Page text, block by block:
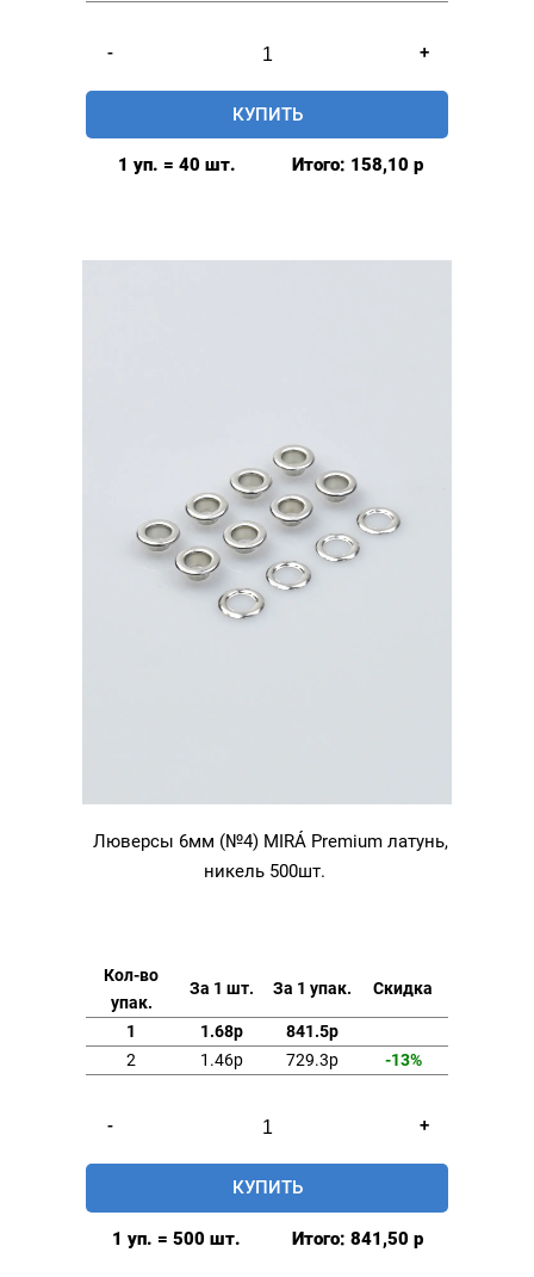
-
товара
Люверсы
6мм
+
КУПИТЬ
1 уп. = 40 шт. Итого: 158,10 р
Люверсы 6мм (№4) MIRÁ Premium латунь,
никель 500шт.
Кол-во
упак.
За 1 шт. За 1 упак. Скидка
1 1.68р
841.5р
2
1.46р 729.3р -13%
-
товара
Люверсы
6мм
+
КУПИТЬ
1 уп. = 500 шт. Итого: 841,50 р